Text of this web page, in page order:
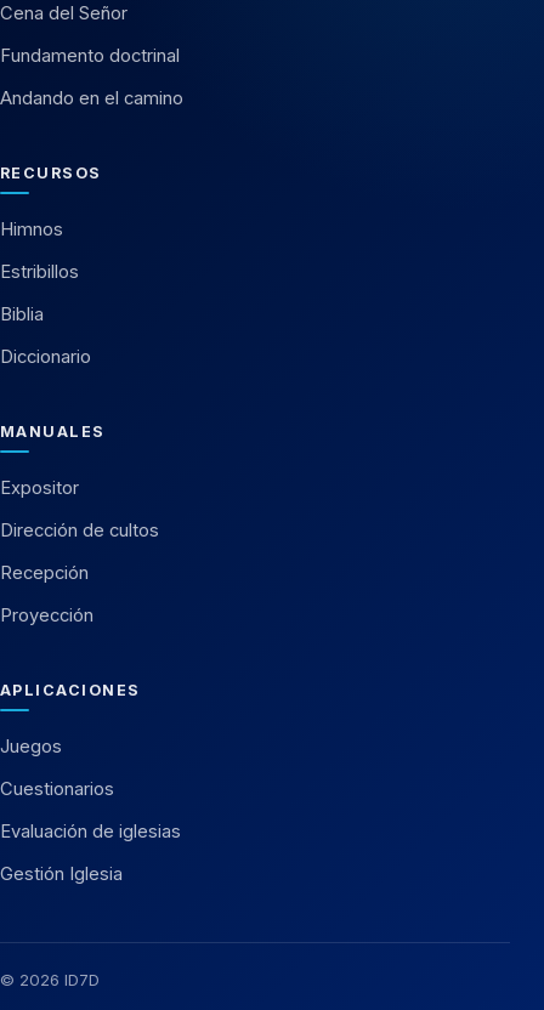
Cena del Señor
Fundamento doctrinal
Andando en el camino
RECURSOS
Himnos
Estribillos
Biblia
Diccionario
MANUALES
Expositor
Dirección de cultos
Recepción
Proyección
APLICACIONES
Juegos
Cuestionarios
Evaluación de iglesias
Gestión Iglesia
© 2026 ID7D